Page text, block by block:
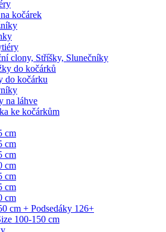
kočárek
clony, Stříšky, Slunečníky
do kočárků
do kočárku
na láhve
ke kočárkům
cm
cm
cm
cm
cm
cm
cm
cm + Podsedáky 126+
100-150 cm